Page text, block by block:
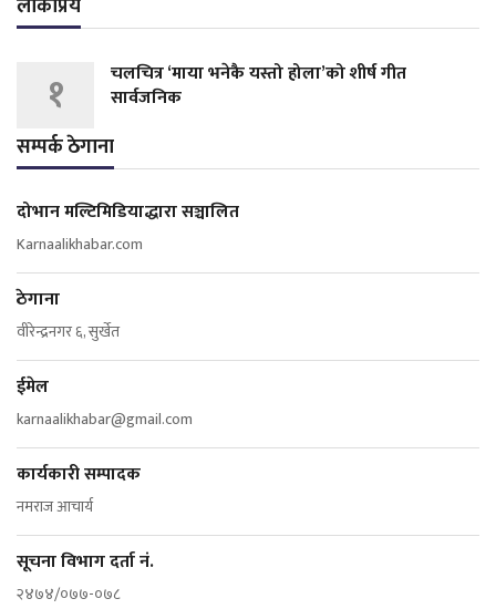
लोकप्रिय
१
चलचित्र ‘माया भनेकै यस्तो होला’को शीर्ष गीत
सार्वजनिक
सम्पर्क ठेगाना
दोभान मल्टिमिडियाद्धारा सञ्चालित
Karnaalikhabar.com
ठेगाना
वीरेन्द्रनगर ६, सुर्खेत
ईमेल
karnaalikhabar@gmail.com
कार्यकारी सम्पादक
नमराज आचार्य
सूचना विभाग दर्ता नं.
२४७४/०७७-०७८